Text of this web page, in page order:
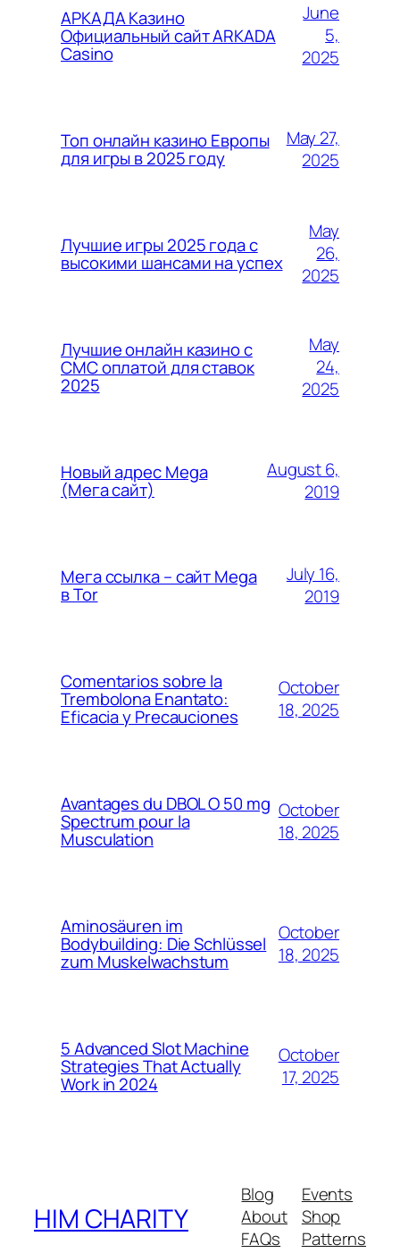
АРКАДА Казино
Официальный сайт ARKADA
Casino
June
5,
2025
Топ онлайн казино Европы
для игры в 2025 году
May 27,
2025
Лучшие игры 2025 года с
высокими шансами на успех
May
26,
2025
Лучшие онлайн казино с
СМС оплатой для ставок
2025
May
24,
2025
Новый адрес Mega
(Мега сайт)
August 6,
2019
Мега ссылка – сайт Mega
в Tor
July 16,
2019
Comentarios sobre la
Trembolona Enantato:
Eficacia y Precauciones
October
18, 2025
Avantages du DBOL O 50 mg
Spectrum pour la
Musculation
October
18, 2025
Aminosäuren im
Bodybuilding: Die Schlüssel
zum Muskelwachstum
October
18, 2025
5 Advanced Slot Machine
Strategies That Actually
Work in 2024
October
17, 2025
HIM CHARITY
Blog
About
FAQs
Events
Shop
Patterns